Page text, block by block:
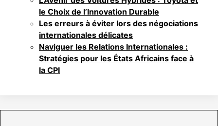
le Choix de l’Innovation Durable
Les erreurs à éviter lors des négociations
internationales délicates
Naviguer les Relations Internationales :
Stratégies pour les États Africains face à
la CPI